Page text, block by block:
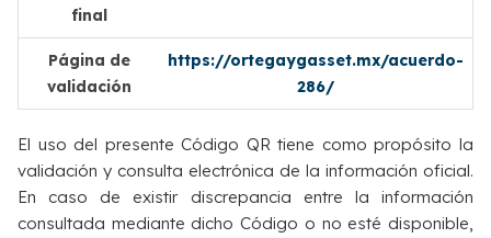
final
Página de
validación
https://ortegaygasset.mx/acuerdo-
286/
El uso del presente Código QR tiene como propósito la
validación y consulta electrónica de la información oficial.
En caso de existir discrepancia entre la información
consultada mediante dicho Código o no esté disponible,